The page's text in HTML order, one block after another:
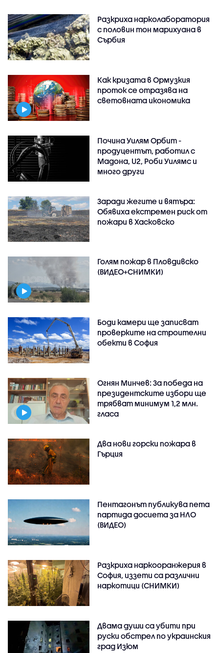
Разкриха нарколаборатория
с половин тон марихуана в
Сърбия
Как кризата в Ормузкия
проток се отразява на
световната икономика
Почина Уилям Орбит -
продуцентът, работил с
Мадона, U2, Роби Уилямс и
много други
Заради жегите и вятъра:
Обявиха екстремен риск от
пожари в Хасковско
Голям пожар в Пловдивско
(ВИДЕО+СНИМКИ)
Боди камери ще записват
проверките на строителни
обекти в София
Огнян Минчев: За победа на
президентските избори ще
трябват минимум 1,2 млн.
гласа
Два нови горски пожара в
Гърция
Пентагонът публикува пета
партида досиета за НЛО
(ВИДЕО)
Разкриха наркооранжерия в
София, иззети са различни
наркотици (СНИМКИ)
Двама души са убити при
руски обстрeл по украинския
град Изюм